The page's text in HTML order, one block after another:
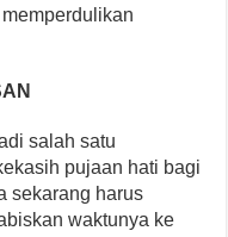
salah satu
pujaan hati bagi
sekarang harus
waktunya ke